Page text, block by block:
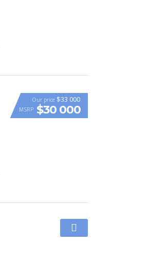
Our price $33 000
MSRP $30 000